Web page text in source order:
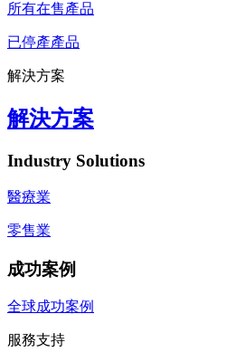
所有在售產品
已停產產品
解決方案
解決方案
Industry Solutions
醫療業
零售業
成功案例
全球成功案例
服務支持